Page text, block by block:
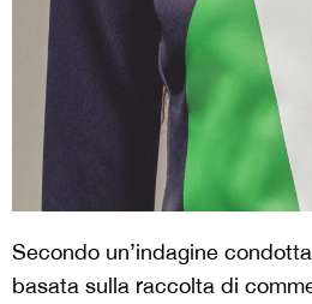
Secondo un’indagine
basata sulla raccolta di